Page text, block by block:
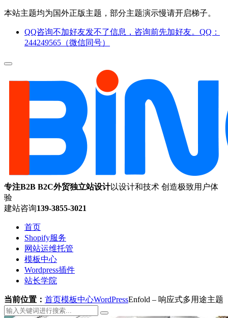
本站主题均为国外正版主题，部分主题演示慢请开启梯子。
QQ咨询不加好友发不了信息，咨询前先加好友。QQ：
244249565（微信同号）
专注B2B B2C外贸独立站设计以设计和技术 创造极致用户体
验
建站咨询139-3855-3021
首页
Shopify服务
网站运维托管
模板中心
Wordpress插件
站长学院
当前位置： 首页模板中心WordPressEnfold – 响应式多用途主题